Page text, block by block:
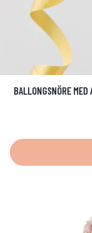
BALLONGSNÖRE